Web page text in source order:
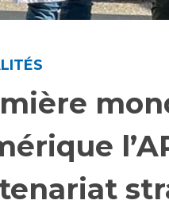
cultes
familles
sanitaires
vos devoirs
de recherche